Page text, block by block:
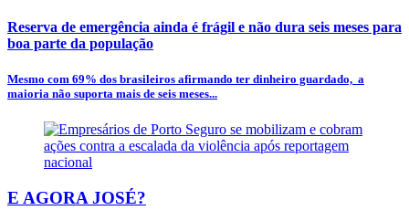
Reserva de emergência ainda é frágil e não dura seis meses para
boa parte da população
Mesmo com 69% dos brasileiros afirmando ter dinheiro guardado, a
maioria não suporta mais de seis meses...
E AGORA JOSÉ?